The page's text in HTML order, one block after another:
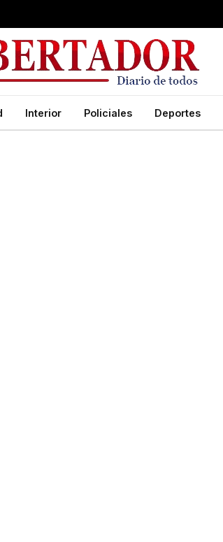
Interior Policiales Deportes